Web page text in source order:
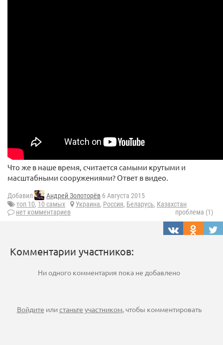
Что же в наше время, считается самыми крутыми и
масштабными сооружениями? Ответ в видео.
Добавил Андрей Золоторёв 6 Августа 2015
топ 10, 10 самых Украина, Россия, Беларусь, Казахстан
нет комментариев
проблема (1)
Комментарии участников:
Ни одного комментария пока не добавлено
Войдите илистаньте участником, чтобы комментировать